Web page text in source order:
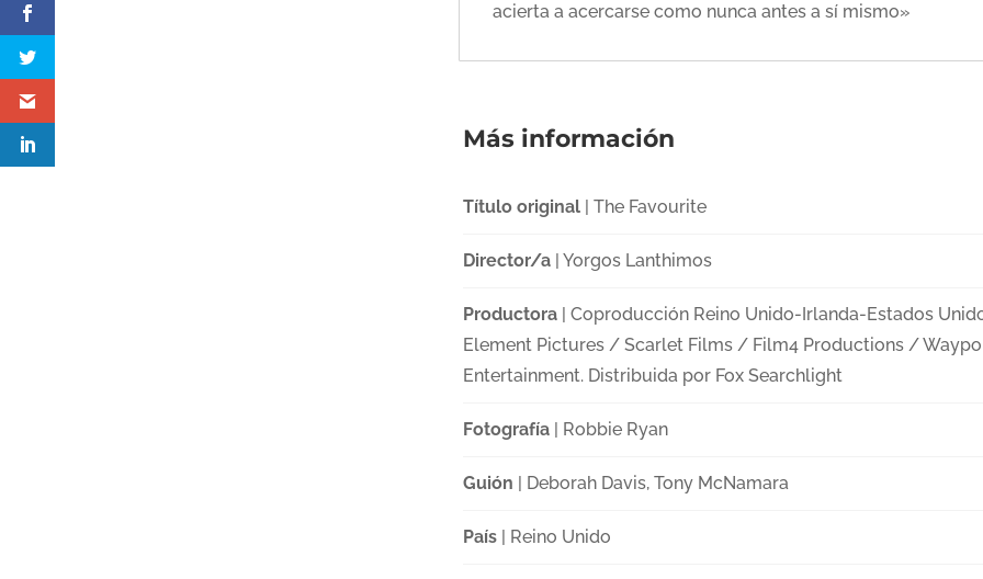
acierta a acercarse como nunca antes a sí mismo»
Más información
Título original| The Favourite
Director/a| Yorgos Lanthimos
Productora| Coproducción Reino Unido-Irlanda-Estados
Element Pictures / Scarlet Films / Film4 Productions /
Entertainment. Distribuida por Fox Searchlight
Fotografía| Robbie Ryan
Guión | Deborah Davis, Tony McNamara
País| Reino Unido